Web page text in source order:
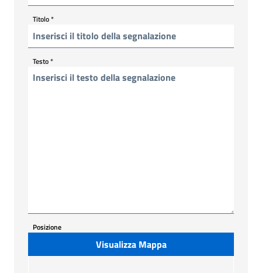
Titolo*
Testo*
Posizione
Visualizza Mappa